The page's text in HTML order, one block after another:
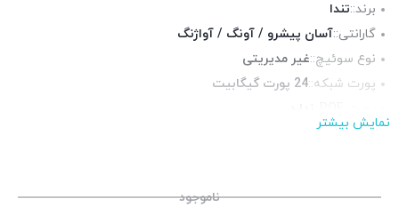
برند::تندا
گارانتی::آسان پیشرو / آونگ / آواژنگ
نوع سوئیچ::غیر مدیریتی
پورت شبکه::24 پورت گیگابیت
چراغ LED وضعیت::
نمایش بیشتر
ناموجود